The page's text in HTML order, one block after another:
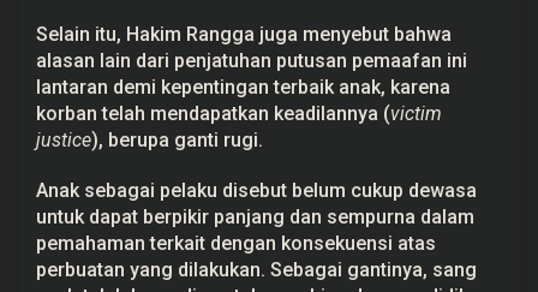
Selain itu, Hakim Rangga juga menyebut bahwa
alasan lain dari penjatuhan putusan pemaafan ini
lantaran demi kepentingan terbaik anak, karena
korban telah mendapatkan keadilannya (victim
justice), berupa ganti rugi.
Anak sebagai pelaku disebut belum cukup dewasa
untuk dapat berpikir panjang dan sempurna dalam
pemahaman terkait dengan konsekuensi atas
perbuatan yang dilakukan. Sebagai gantinya, sang